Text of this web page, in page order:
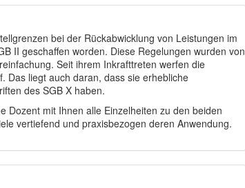
bei der Rückabwicklung von Leistungen im
II geschaffen worden. Diese Regelungen wurden von
Seit ihrem Inkrafttreten werfen die
Das liegt auch daran, dass sie erhebliche
des SGB X haben.
Dozent mit Ihnen alle Einzelheiten zu den beiden
vertiefend und praxisbezogen deren Anwendung.